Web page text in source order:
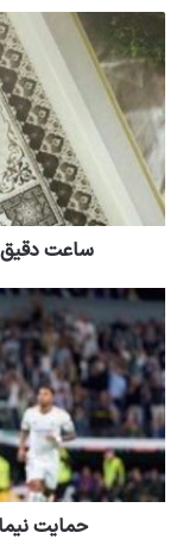
ساعت دقیق
حمایت